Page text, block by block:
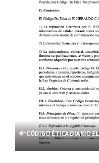
CÓDIGO ÉTICA DIARIO